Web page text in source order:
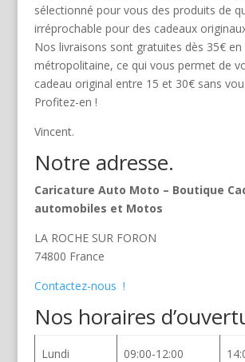
sélectionné pour vous des produits de
irréprochable pour des cadeaux
Nos livraisons sont gratuites dès 35€ en
métropolitaine, ce qui vous permet de
cadeau original entre 15 et 30€ sans
Profitez-en !
Vincent.
Notre adresse.
Caricature Auto Moto – Boutique
automobiles et Motos
LA ROCHE SUR FORON
74800 France
Contactez-nous !
Nos horaires
Lundi 09:00-12:00